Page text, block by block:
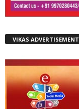
VIKAS ADVERTISEMENT